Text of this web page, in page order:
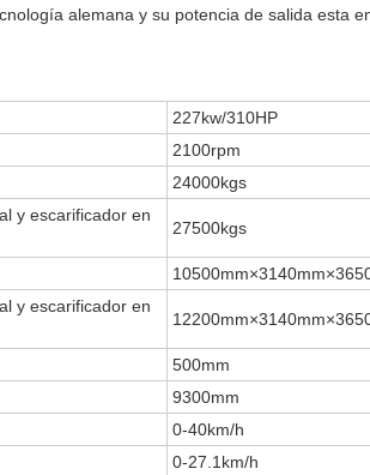
alemana y su potencia de salida esta
227kw/310HP
2100rpm
24000kgs
y escarificador en
27500kgs
y escarificador en
500mm
9300mm
0-40km/h
0-27.1km/h